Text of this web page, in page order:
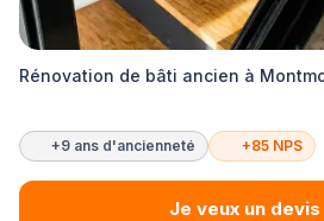
Rénovation de bâti ancien à
+9 ans d'ancienneté +85 NPS
Je veux un